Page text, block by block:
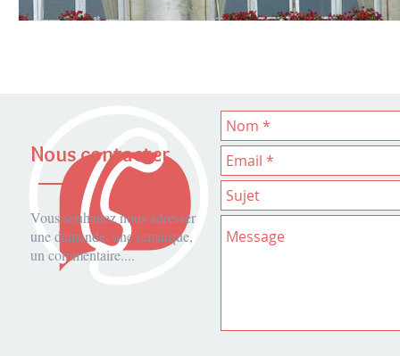
Nous contacter
Vous souhaitez nous adresser
une demande, une remarque,
un commentaire....